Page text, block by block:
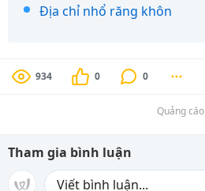
Địa chỉ nhổ răng khôn
934 0 0
Quảng cáo
Tham gia bình luận